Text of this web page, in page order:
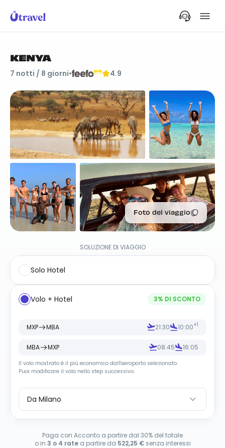
KENYA
7 notti / 8 giorni• 4.9
Foto del viaggio
SOLUZIONE DI VIAGGIO
Solo Hotel
Volo + Hotel 3% DI SCONTO
MXP MBA 21:30 10:00+1
MBA MXP 08:45 16:05
Il volo mostrato è il più economico dall'aeroporto selezionato.
Puoi modificare il volo nello step successivo.
Da Milano
Paga con Acconto a partire dal 30% del totale
o in 3 o 4 ratea partire da 522,25 €senza interessi